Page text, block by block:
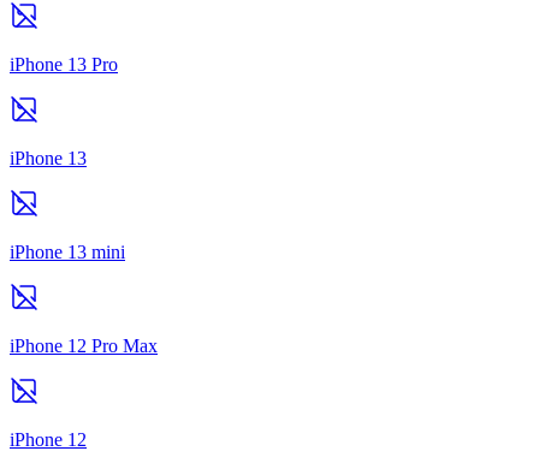
iPhone 13 Pro
iPhone 13
iPhone 13 mini
iPhone 12 Pro Max
iPhone 12